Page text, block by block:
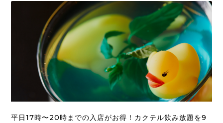
平日17時〜20時までの入店がお得！カクテル飲み放題を9